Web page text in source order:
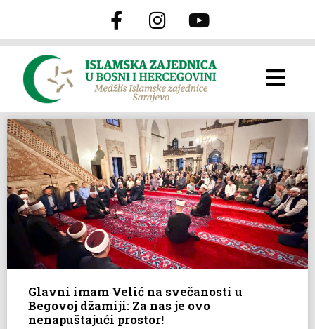
Glavni imam Velić na svečanosti u
Begovoj džamiji: Za nas je ovo
nenapuštajući prostor!